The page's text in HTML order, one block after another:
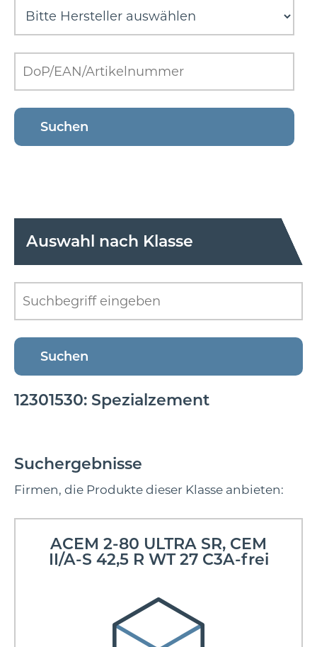
Auswahl nach Klasse
12301530: Spezialzement
Suchergebnisse
Firmen, die Produkte dieser Klasse anbieten:
ACEM 2-80 ULTRA SR, CEM
II/A-S 42,5 R WT 27 C3A-frei